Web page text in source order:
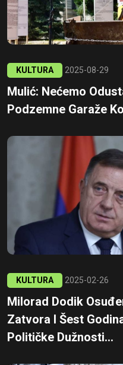
KULTURA 2025-08-29
Mulić: Nećemo
Podzemne Garaže
KULTURA 2025-02-26
Milorad Dodik
Zatvora I Šest
Političke Dužnosti...